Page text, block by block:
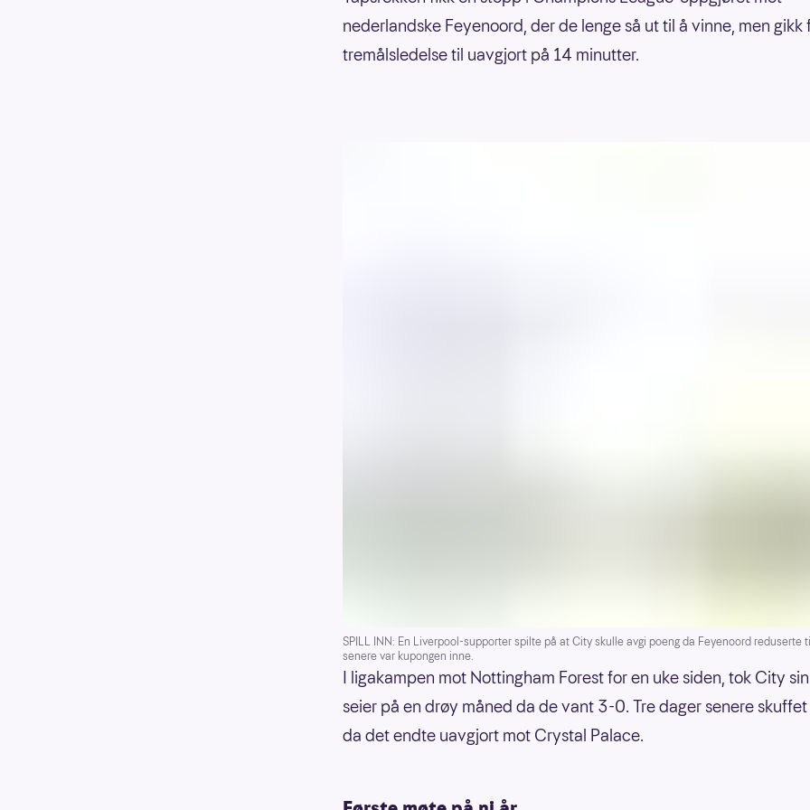
nederlandske Feyenoord, der de lenge så ut til å vinne, men gikk
tremålsledelse til uavgjort på 14 minutter.
SPILL INN: En Liverpool-supporter spilte på at City skulle avgi poeng da Feyenoord reduserte
senere var kupongen inne.
I ligakampen mot Nottingham Forest for en uke siden, tok City
seier på en drøy måned da de vant 3-0. Tre dager senere
da det endte uavgjort mot Crystal Palace.